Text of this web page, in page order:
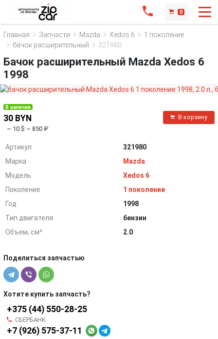
0
Главная Запчасти Mazda Xedos 6
1 поколение
бачок расширительный
321980
Бачок расширительный Mazda Xedos 6
1998
В наличии
30 BYN
~ 10 $ ~ 850 ₽
В корзину
Артикул
321980
Марка
Mazda
Модель
Xedos 6
Поколение
1 поколение
Год
1998
Тип двигателя
бензин
Объем, см³
2.0
Поделиться запчастью
Хотите купить запчасть?
+375 (44) 550-28-25
СБЕРБАНК
+7 (926) 575-37-11